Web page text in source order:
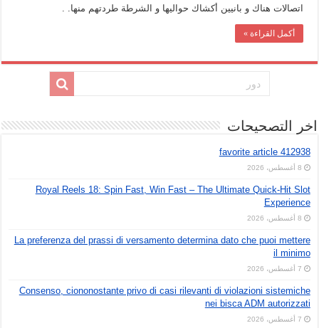
اتصالات هناك و بانيين أكشاك حواليها و الشرطة طردتهم منها. .
أكمل القراءة »
اخر التصحيحات
favorite article 412938
8 أغسطس، 2026
Royal Reels 18: Spin Fast, Win Fast – The Ultimate Quick‑Hit Slot
Experience
8 أغسطس، 2026
La preferenza del prassi di versamento determina dato che puoi mettere
il minimo
7 أغسطس، 2026
Consenso, ciononostante privo di casi rilevanti di violazioni sistemiche
nei bisca ADM autorizzati
7 أغسطس، 2026